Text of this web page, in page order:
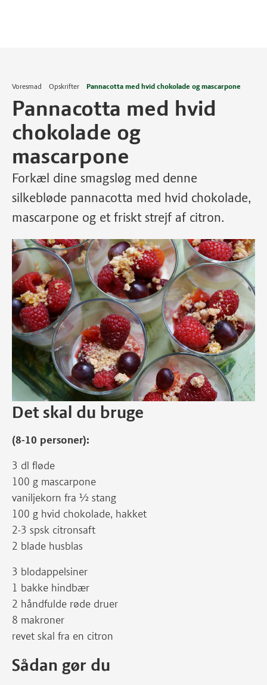
Voresmad Opskrifter Pannacotta med hvid chokolade og mascarpone
Pannacotta med hvid
chokolade og
mascarpone
Forkæl dine smagsløg med denne
silkebløde pannacotta med hvid chokolade,
mascarpone og et friskt strejf af citron.
Det skal du bruge
(8-10 personer):
3 dl fløde
100 g mascarpone
vaniljekorn fra ½ stang
100 g hvid chokolade, hakket
2-3 spsk citronsaft
2 blade husblas
3 blodappelsiner
1 bakke hindbær
2 håndfulde røde druer
8 makroner
revet skal fra en citron
Sådan gør du